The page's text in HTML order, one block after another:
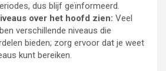
dus blijf geïnformeerd.
over het hoofd zien: Veel
verschillende niveaus die
bieden; zorg ervoor dat je weet
kunt bereiken.